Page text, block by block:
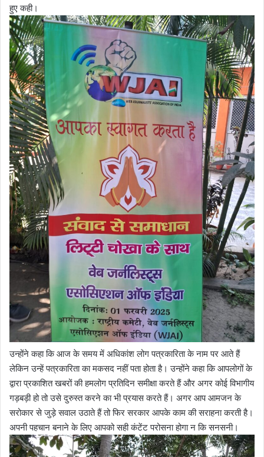
हुए कही।
उन्होंने कहा कि आज के समय में अधिकांश लोग पत्रकारिता के नाम पर आते हैं
लेकिन उन्हें पत्रकारिता का मकसद नहीं पता होता है। उन्होंने कहा कि आपलोगों के
द्वारा प्रकाशित खबरों की हमलोग प्रतिदिन समीक्षा करते हैं और अगर कोई विभागीय
गड़बड़ी हो तो उसे दुरुस्त करने का भी प्रयास करते हैं। अगर आप आमजन के
सरोकार से जुड़े सवाल उठाते हैं तो फिर सरकार आपके काम की सराहना करती है।
अपनी पहचान बनाने के लिए आपको सही कंटेंट परोसना होगा न कि सनसनी।